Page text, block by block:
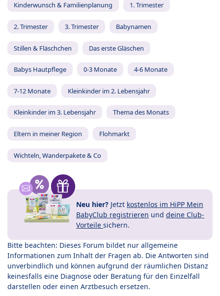
Kinderwunsch & Familienplanung 1. Trimester
2. Trimester 3. Trimester Babynamen
Stillen & Fläschchen Das erste Gläschen
Babys Hautpflege 0-3 Monate 4-6 Monate
7-12 Monate Kleinkinder im 2. Lebensjahr
Kleinkinder im 3. Lebensjahr Thema des Monats
Eltern in meiner Region Flohmarkt
Wichteln, Wanderpakete & Co
Neu hier? Jetzt kostenlos im HiPP Mein
BabyClub registrieren und deine Club-
Vorteile sichern.
Bitte beachten: Dieses Forum bildet nur allgemeine
Informationen zum Inhalt der Fragen ab. Die Antworten sind
unverbindlich und können aufgrund der räumlichen Distanz
keinesfalls eine Diagnose oder Beratung für den Einzelfall
darstellen oder einen Arztbesuch ersetzen.